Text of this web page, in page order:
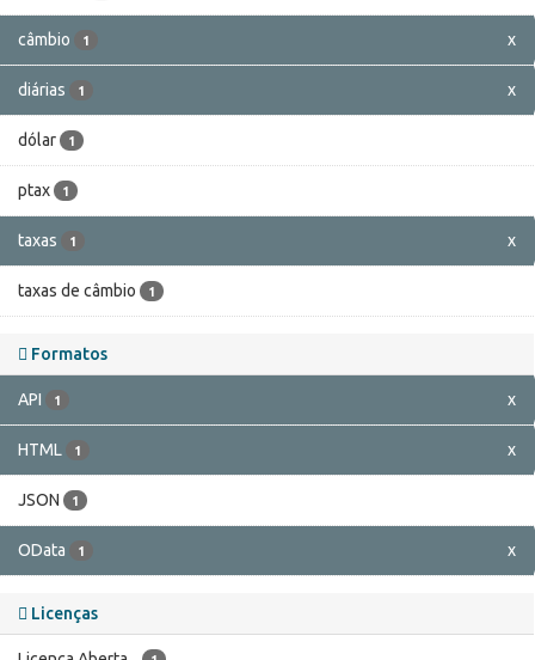
câmbio 1 x
diárias 1 x
dólar 1
ptax 1
taxas 1 x
taxas de câmbio 1
Formatos
API 1 x
HTML 1 x
JSON 1
OData 1 x
Licenças